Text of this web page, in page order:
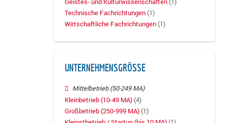
Technische Fachrichtungen (1)
Wirtschaftliche Fachrichtungen (1)
UNTERNEHMENSGRÖSSE
Mittelbetrieb (50-249 MA)
Kleinbetrieb (10-49 MA) (4)
Großbetrieb (250-999 MA) (1)